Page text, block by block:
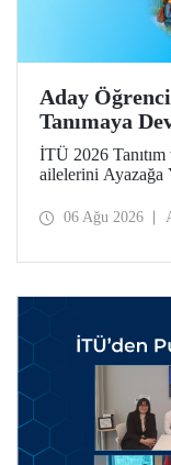
Aday
Tanımaya
İTÜ 2026
ailelerini Ayazağa
ilgili fakülte ve
06 Ağu 2026